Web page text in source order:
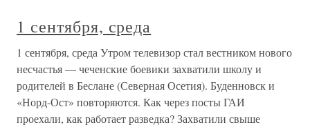
1 сентября, среда
1 сентября, среда Утром телевизор стал вестником нового
несчастья — чеченские боевики захватили школу и
родителей в Беслане (Северная Осетия). Буденновск и
«Норд-Ост» повторяются. Как через посты ГАИ
проехали, как работает разведка? Захватили свыше